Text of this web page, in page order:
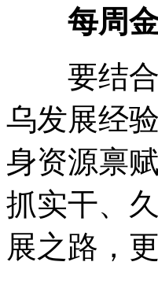
每周
要结合
乌发展经
身资源禀赋
抓实干、
展之路 ，